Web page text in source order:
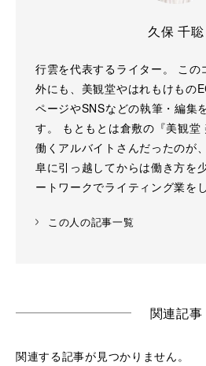
久保 千聡
行雲を代表するライター。 この
外にも、美観堂やはれもけもの
ページやSNSなどの執筆・編集
す。 もともとは倉敷の『美観堂
働くアルバイトさんだったのが
阜に引っ越してからは働き方を
ートワークでライティング業を
この人の記事一覧
関連記事
関連する記事が見つかりません。